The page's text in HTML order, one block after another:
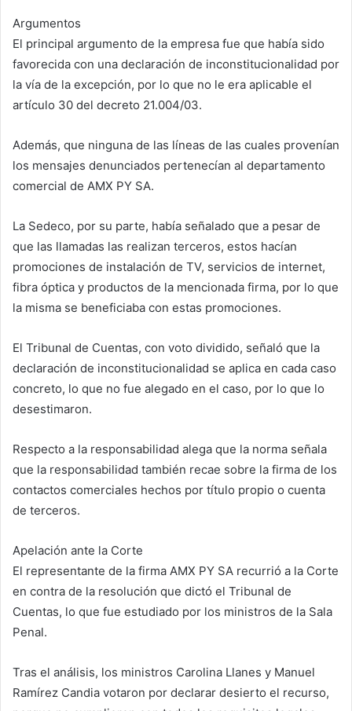
Argumentos
El principal argumento de la empresa fue que había sido
favorecida con una declaración de inconstitucionalidad por
la vía de la excepción, por lo que no le era aplicable el
artículo 30 del decreto 21.004/03.
Además, que ninguna de las líneas de las cuales provenían
los mensajes denunciados pertenecían al departamento
comercial de AMX PY SA.
La Sedeco, por su parte, había señalado que a pesar de
que las llamadas las realizan terceros, estos hacían
promociones de instalación de TV, servicios de internet,
fibra óptica y productos de la mencionada firma, por lo que
la misma se beneficiaba con estas promociones.
El Tribunal de Cuentas, con voto dividido, señaló que la
declaración de inconstitucionalidad se aplica en cada caso
concreto, lo que no fue alegado en el caso, por lo que lo
desestimaron.
Respecto a la responsabilidad alega que la norma señala
que la responsabilidad también recae sobre la firma de los
contactos comerciales hechos por título propio o cuenta
de terceros.
Apelación ante la Corte
El representante de la firma AMX PY SA recurrió a la Corte
en contra de la resolución que dictó el Tribunal de
Cuentas, lo que fue estudiado por los ministros de la Sala
Penal.
Tras el análisis, los ministros Carolina Llanes y Manuel
Ramírez Candia votaron por declarar desierto el recurso,